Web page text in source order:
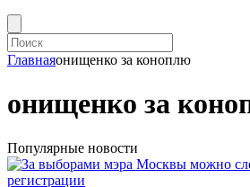
Главнаяонищенко за коноплю
онищенко за
Популярные новости